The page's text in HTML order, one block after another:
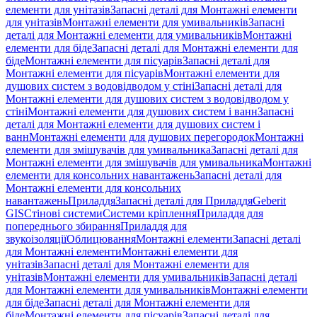
елементи для унітазівЗапасні деталі для Монтажні елементи
для унітазівМонтажні елементи для умивальниківЗапасні
деталі для Монтажні елементи для умивальниківМонтажні
елементи для бідеЗапасні деталі для Монтажні елементи для
бідеМонтажні елементи для пісуарівЗапасні деталі для
Монтажні елементи для пісуарівМонтажні елементи для
душових систем з водовідводом у стініЗапасні деталі для
Монтажні елементи для душових систем з водовідводом у
стініМонтажні елементи для душових систем і ваннЗапасні
деталі для Монтажні елементи для душових систем і
ваннМонтажні елементи для душових перегородокМонтажні
елементи для змішувачів для умивальникаЗапасні деталі для
Монтажні елементи для змішувачів для умивальникаМонтажні
елементи для консольних навантаженьЗапасні деталі для
Монтажні елементи для консольних
навантаженьПриладдяЗапасні деталі для ПриладдяGeberit
GISСтінові системиСистеми кріпленняПриладдя для
попереднього збиранняПриладдя для
звукоізоляціїОблицюванняМонтажні елементиЗапасні деталі
для Монтажні елементиМонтажні елементи для
унітазівЗапасні деталі для Монтажні елементи для
унітазівМонтажні елементи для умивальниківЗапасні деталі
для Монтажні елементи для умивальниківМонтажні елементи
для бідеЗапасні деталі для Монтажні елементи для